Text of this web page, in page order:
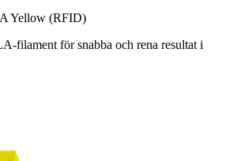
Yellow (RFID)
filament för snabba och rena resultat i